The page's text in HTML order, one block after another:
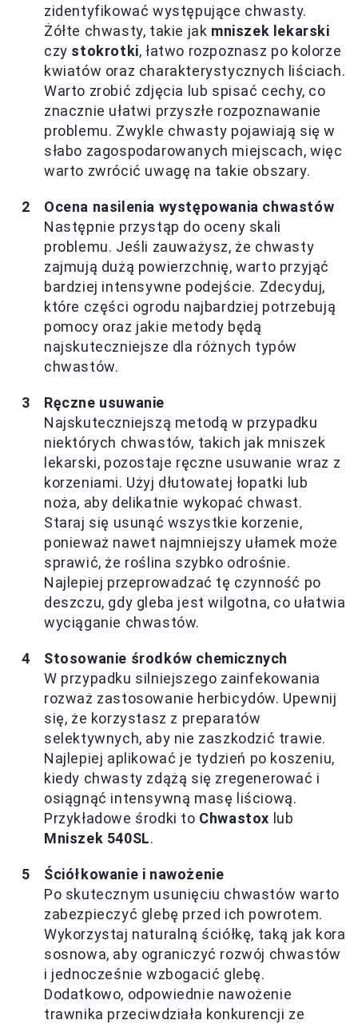
zidentyfikować występujące chwasty.
Żółte chwasty, takie jak mniszek lekarski
czy stokrotki, łatwo rozpoznasz po kolorze
kwiatów oraz charakterystycznych liściach.
Warto zrobić zdjęcia lub spisać cechy, co
znacznie ułatwi przyszłe rozpoznawanie
problemu. Zwykle chwasty pojawiają się w
słabo zagospodarowanych miejscach, więc
warto zwrócić uwagę na takie obszary.
Ocena nasilenia występowania chwastów
Następnie przystąp do oceny skali
problemu. Jeśli zauważysz, że chwasty
zajmują dużą powierzchnię, warto przyjąć
bardziej intensywne podejście. Zdecyduj,
które części ogrodu najbardziej potrzebują
pomocy oraz jakie metody będą
najskuteczniejsze dla różnych typów
chwastów.
Ręczne usuwanie
Najskuteczniejszą metodą w przypadku
niektórych chwastów, takich jak mniszek
lekarski, pozostaje ręczne usuwanie wraz z
korzeniami. Użyj dłutowatej łopatki lub
noża, aby delikatnie wykopać chwast.
Staraj się usunąć wszystkie korzenie,
ponieważ nawet najmniejszy ułamek może
sprawić, że roślina szybko odrośnie.
Najlepiej przeprowadzać tę czynność po
deszczu, gdy gleba jest wilgotna, co ułatwia
wyciąganie chwastów.
Stosowanie środków chemicznych
W przypadku silniejszego zainfekowania
rozważ zastosowanie herbicydów. Upewnij
się, że korzystasz z preparatów
selektywnych, aby nie zaszkodzić trawie.
Najlepiej aplikować je tydzień po koszeniu,
kiedy chwasty zdążą się zregenerować i
osiągnąć intensywną masę liściową.
Przykładowe środki to Chwastox lub
Mniszek 540SL.
Ściółkowanie i nawożenie
Po skutecznym usunięciu chwastów warto
zabezpieczyć glebę przed ich powrotem.
Wykorzystaj naturalną ściółkę, taką jak kora
sosnowa, aby ograniczyć rozwój chwastów
i jednocześnie wzbogacić glebę.
Dodatkowo, odpowiednie nawożenie
trawnika przeciwdziała konkurencji ze